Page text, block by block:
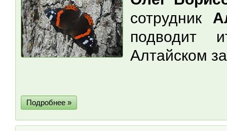
сотрудник
подводит
Алтайском
Подробнее »